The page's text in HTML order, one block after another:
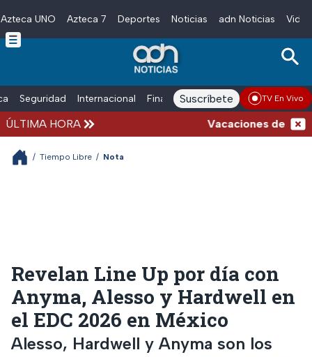
Skip to main content
Azteca UNO Azteca 7 Deportes Noticias adn Noticias
Seguridad Internacional Finanzas adn Noticias Radio
Suscríbete TV En Vivo
ÚLTIMA HORA Vacaciones de
/ Tiempo Libre / Nota
Revelan Line Up por día con
Anyma, Alesso y Hardwell en
el EDC 2026 en México
Alesso, Hardwell y Anyma son los